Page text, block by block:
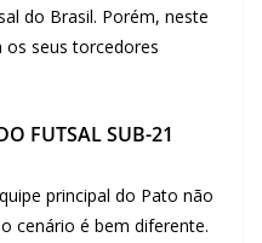
do Brasil. Porém, neste
os seus torcedores
FUTSAL SUB-21
principal do Pato não
cenário é bem diferente.